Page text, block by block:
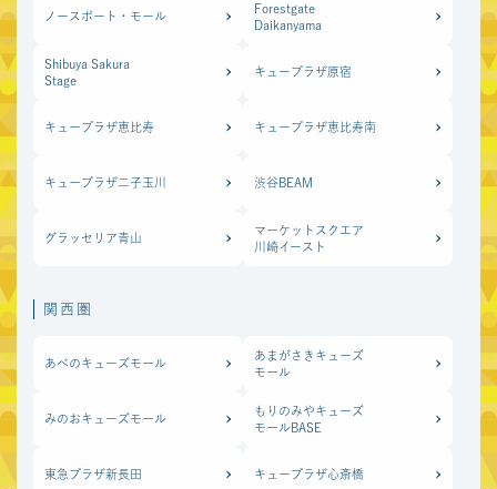
ノースポート・モール
Forestgate
Daikanyama
Shibuya Sakura
Stage
キュープラザ原宿
キュープラザ恵比寿 キュープラザ恵比寿南
キュープラザ二子玉川 渋谷BEAM
グラッセリア青山
マーケットスクエア
川崎イースト
関西圏
あべのキューズモール
あまがさきキューズ
モール
みのおキューズモール
もりのみやキューズ
モールBASE
東急プラザ新長田 キュープラザ心斎橋